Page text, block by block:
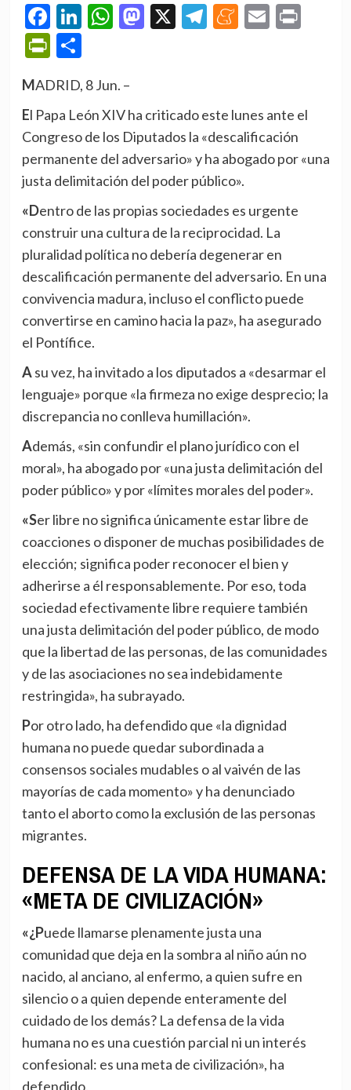
Facebook
LinkedIn
WhatsApp
Mastodon
X Telegram
Meneame
Email
PrintFriendly
Compartir
MADRID, 8 Jun. –
El Papa León XIV ha criticado este lunes ante el
Congreso de los Diputados la «descalificación
permanente del adversario» y ha abogado por «una
justa delimitación del poder público».
«Dentro de las propias sociedades es urgente
construir una cultura de la reciprocidad. La
pluralidad política no debería degenerar en
descalificación permanente del adversario. En una
convivencia madura, incluso el conflicto puede
convertirse en camino hacia la paz», ha asegurado
el Pontífice.
A su vez, ha invitado a los diputados a «desarmar el
lenguaje» porque «la firmeza no exige desprecio; la
discrepancia no conlleva humillación».
Además, «sin confundir el plano jurídico con el
moral», ha abogado por «una justa delimitación del
poder público» y por «límites morales del poder».
«Ser libre no significa únicamente estar libre de
coacciones o disponer de muchas posibilidades de
elección; significa poder reconocer el bien y
adherirse a él responsablemente. Por eso, toda
sociedad efectivamente libre requiere también
una justa delimitación del poder público, de modo
que la libertad de las personas, de las comunidades
y de las asociaciones no sea indebidamente
restringida», ha subrayado.
Por otro lado, ha defendido que «la dignidad
humana no puede quedar subordinada a
consensos sociales mudables o al vaivén de las
mayorías de cada momento» y ha denunciado
tanto el aborto como la exclusión de las personas
migrantes.
DEFENSA DE LA VIDA HUMANA:
«META DE CIVILIZACIÓN»
«¿Puede llamarse plenamente justa una
comunidad que deja en la sombra al niño aún no
nacido, al anciano, al enfermo, a quien sufre en
silencio o a quien depende enteramente del
cuidado de los demás? La defensa de la vida
humana no es una cuestión parcial ni un interés
confesional: es una meta de civilización», ha
defendido.